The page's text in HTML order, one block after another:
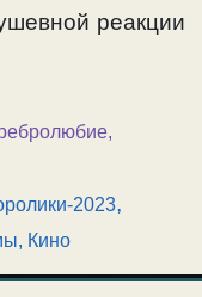
реакции
,
2023,
Кино